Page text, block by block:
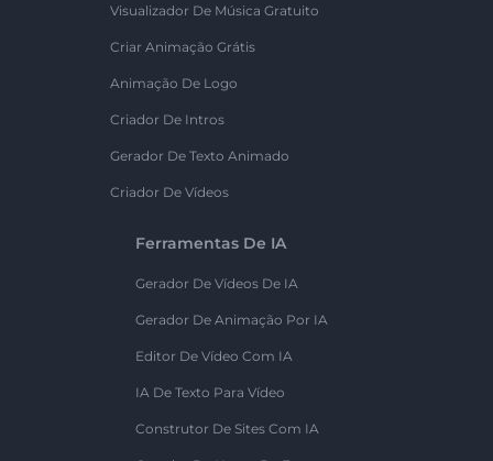
Visualizador De Música Gratuito
Criar Animação Grátis
Animação De Logo
Criador De Intros
Gerador De Texto Animado
Criador De Vídeos
Ferramentas De IA
Gerador De Vídeos De IA
Gerador De Animação Por IA
Editor De Vídeo Com IA
IA De Texto Para Vídeo
Construtor De Sites Com IA